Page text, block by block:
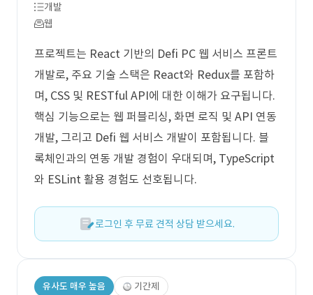
개발
웹
프로젝트는 React 기반의 Defi PC 웹 서비스 프론트
개발로, 주요 기술 스택은 React와 Redux를 포함하
며, CSS 및 RESTful API에 대한 이해가 요구됩니다.
핵심 기능으로는 웹 퍼블리싱, 화면 로직 및 API 연동
개발, 그리고 Defi 웹 서비스 개발이 포함됩니다. 블
록체인과의 연동 개발 경험이 우대되며, TypeScript
와 ESLint 활용 경험도 선호됩니다.
로그인 후 무료 견적 상담 받으세요.
유사도 매우 높음 기간제